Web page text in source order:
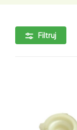
Filtruj